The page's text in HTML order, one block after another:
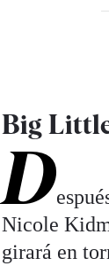
Big
D
Nicole
girará en